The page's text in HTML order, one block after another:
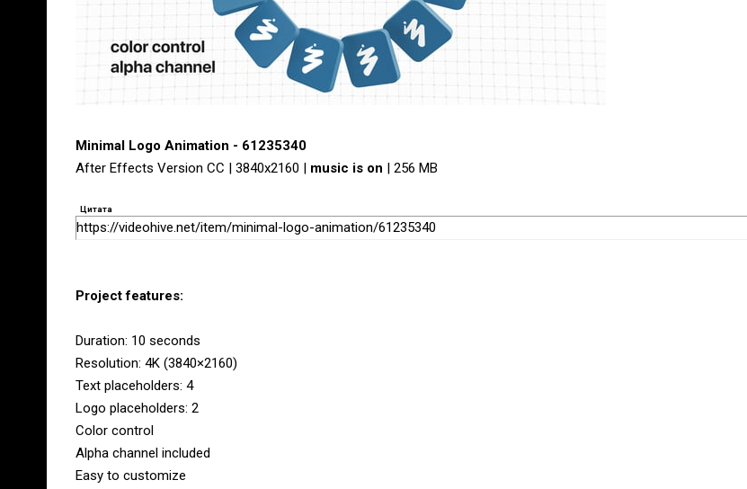
Minimal Logo Animation - 61235340
After Effects Version CC | 3840x2160 | music is on | 256 MB
Цитата
https://videohive.net/item/minimal-logo-animation/61235340
Project features:
Duration: 10 seconds
Resolution: 4K (3840×2160)
Text placeholders: 4
Logo placeholders: 2
Color control
Alpha channel included
Easy to customize